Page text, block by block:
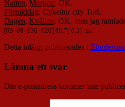
Natten, Morgon: OK.
Förmiddag: Cykeltur city ToR.
Dagen, Kvällen: OK, men jag
[03–08–030–020] 86,7(-0,5) :up:
Detta inlägg publicerades i
Lämna ett svar
Din e-postadress kommer inte